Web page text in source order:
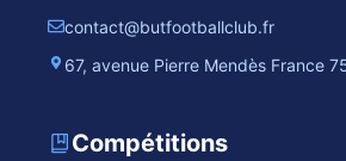
contact@butfootballclub.fr
67, avenue Pierre Mendès France
Compétitions